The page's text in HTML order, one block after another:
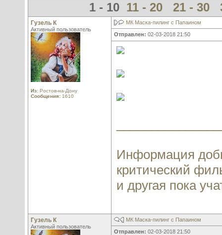
1 - 10 11 - 20 21 - 30
Гузель К
Активный пользователь
Из: Ростов-на-Дону
Сообщения: 1610
МК Маска-пилинг с Папаином
Отправлен: 02-03-2018 21:50
Информация
критический
и другая пока
Гузель К
Активный пользователь
МК Маска-пилинг с Папаином
Отправлен: 02-03-2018 21:50